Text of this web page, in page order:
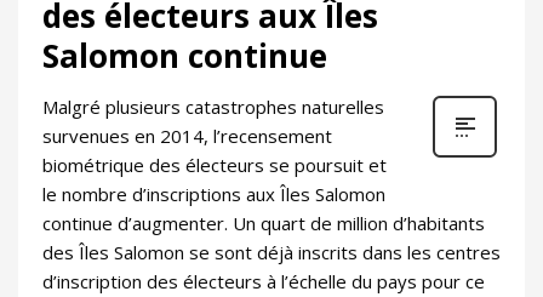
des électeurs aux Îles
Salomon continue
Malgré plusieurs catastrophes naturelles
survenues en 2014, l’recensement
biométrique des électeurs se poursuit et
le nombre d’inscriptions aux Îles Salomon
continue d’augmenter. Un quart de million d’habitants
des Îles Salomon se sont déjà inscrits dans les centres
d’inscription des électeurs à l’échelle du pays pour ce